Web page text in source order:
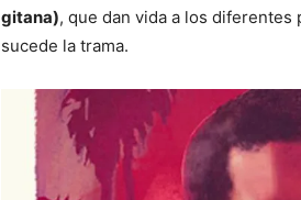
gitana), que dan vida a los
sucede la trama.